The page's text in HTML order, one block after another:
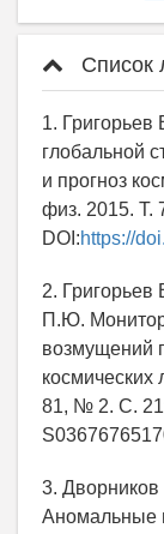
Список
1.
глобальной
и прогноз
физ. 2015. Т.
DOI:https://
2.
П.Ю.
возмущений
81, № 2. С.
3.
Аномальные